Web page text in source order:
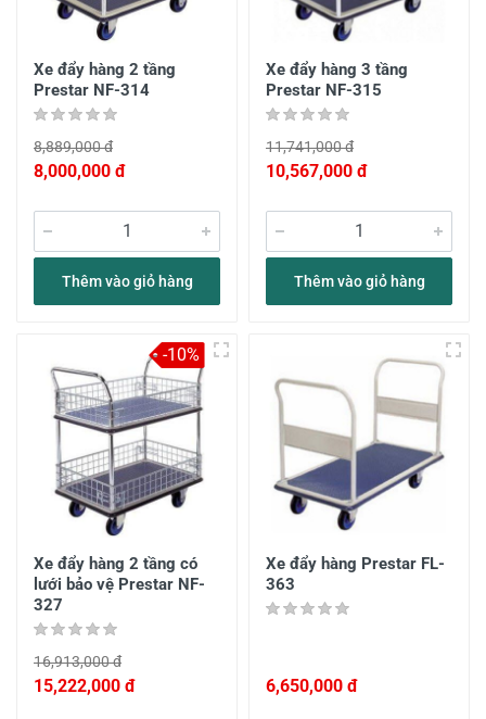
Xe đẩy hàng 2 tầng
Prestar NF-314
8,889,000 đ
8,000,000 đ
Thêm vào giỏ hàng
Xe đẩy hàng 3 tầng
Prestar NF-315
11,741,000 đ
10,567,000 đ
Thêm vào giỏ hàng
Xe đẩy hàng 2 tầng có
lưới bảo vệ Prestar NF-
327
16,913,000 đ
15,222,000 đ
-10%
Xe đẩy hàng Prestar FL-
363
6,650,000 đ